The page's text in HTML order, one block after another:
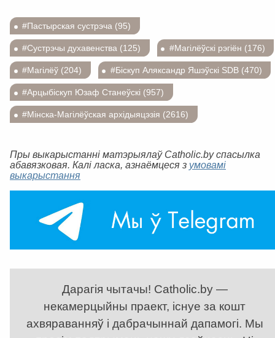
#Пастырская сустрэча (95)
#Сустрэчы духавенства (125) #Магілёўскі рэгіён (176)
#Магілёў (204) #Біскуп Аляксандр Яшэўскі SDB (470)
#Арцыбіскуп Юзаф Станеўскі (957)
#Мінска-Магілёўская архідыяцэзія (2616)
Пры выкарыстанні матэрыялаў Catholic.by спасылка
абавязковая. Калі ласка, азнаёмцеся з умовамі
выкарыстання
Дарагія чытачы! Catholic.by —
некамерцыйны праект, існуе за кошт
ахвяраванняў і дабрачыннай дапамогі. Мы